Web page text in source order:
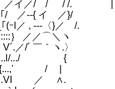
/ / / /. | i
／--{ イ ／}/
／ /. / 八|_＞
ヽ ,' / ／ﾉ
´ ￣｀ヽ.〉
{ | i' `ー
/ | i/
／ ∧.